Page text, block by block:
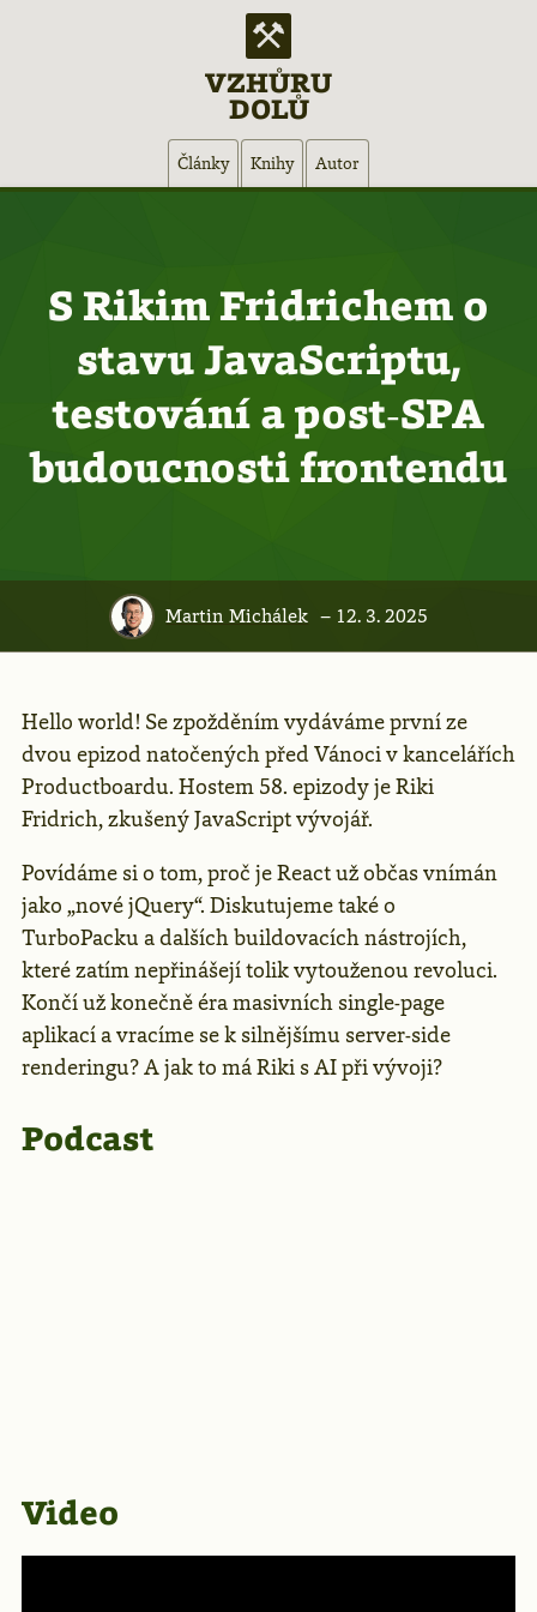
VZHŮRU
DOLŮ
Články Knihy Autor
S Rikim Fridrichem o
stavu JavaScriptu,
testování a post‑SPA
budoucnosti frontendu
Martin Michálek – 12. 3. 2025
Hello world! Se zpožděním vydáváme první ze
dvou epizod natočených před Vánoci v kancelářích
Productboardu. Hostem 58. epizody je Riki
Fridrich, zkušený JavaScript vývojář.
Povídáme si o tom, proč je React už občas vnímán
jako „nové jQuery“. Diskutujeme také o
TurboPacku a dalších buildovacích nástrojích,
které zatím nepřinášejí tolik vytouženou revoluci.
Končí už konečně éra masivních single‑page
aplikací a vracíme se k silnějšímu server‑side
renderingu? A jak to má Riki s AI při vývoji?
Podcast
Video